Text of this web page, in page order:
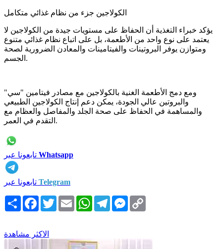
الكولاجين جزء من نظام غذائي متكامل
يؤكد خبراء التغذية أن الحفاظ على مستويات جيدة من الكولاجين لا
يعتمد على نوع واحد من الأطعمة، بل على اتباع نظام غذائي متنوع
ومتوازن يوفر البروتينات والفيتامينات والمعادن الضرورية لصحة
الجسم.
ومع دمج الأطعمة الغنية بالكولاجين مع مصادر فيتامين "سي"
والبروتين عالي الجودة، يمكن دعم إنتاج الكولاجين الطبيعي
والمساهمة في الحفاظ على صحة الجلد والمفاصل والعظام مع
التقدم في العمر.
Whatsapp
Telegram
انشر Facebook
TwitterEmail WhatsAppTelegramMessenger
الاكثر مشاهدة